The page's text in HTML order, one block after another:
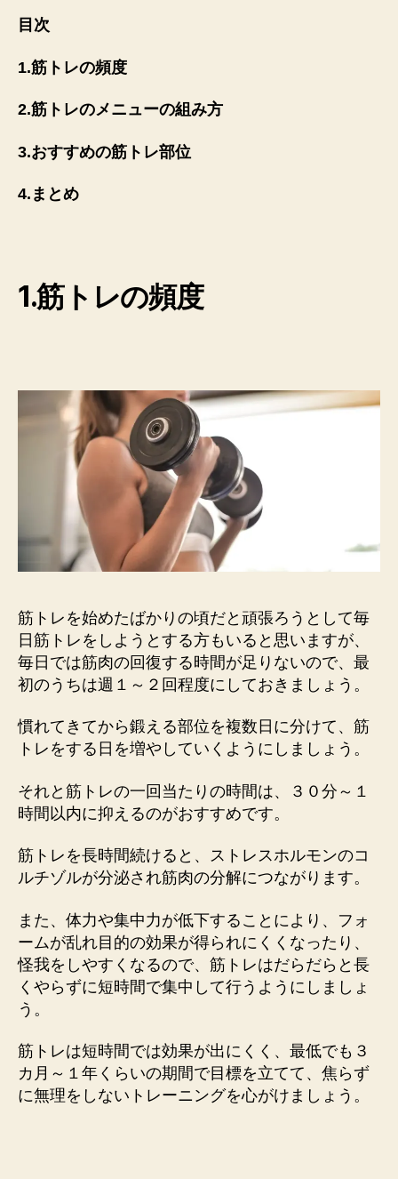
目次
1.筋トレの頻度
2.筋トレのメニューの組み方
3.おすすめの筋トレ部位
4.まとめ
1.筋トレの頻度
筋トレを始めたばかりの頃だと頑張ろうとして毎
日筋トレをしようとする方もいると思いますが、
毎日では筋肉の回復する時間が足りないので、最
初のうちは週１～２回程度にしておきましょう。
慣れてきてから鍛える部位を複数日に分けて、筋
トレをする日を増やしていくようにしましょう。
それと筋トレの一回当たりの時間は、３０分～１
時間以内に抑えるのがおすすめです。
筋トレを長時間続けると、ストレスホルモンのコ
ルチゾルが分泌され筋肉の分解につながります。
また、体力や集中力が低下することにより、フォ
ームが乱れ目的の効果が得られにくくなったり、
怪我をしやすくなるので、筋トレはだらだらと長
くやらずに短時間で集中して行うようにしましょ
う。
筋トレは短時間では効果が出にくく、最低でも３
カ月～１年くらいの期間で目標を立てて、焦らず
に無理をしないトレーニングを心がけましょう。